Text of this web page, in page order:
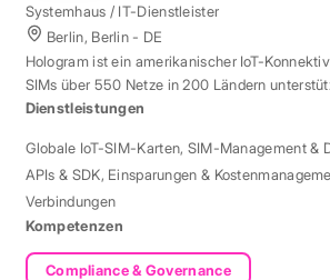
Systemhaus / IT-Dienstleister
Berlin, Berlin - DE
Hologram ist ein amerikanischer IoT-
SIMs über 550 Netze in 200 Ländern
Dienstleistungen
Globale IoT-SIM-Karten, SIM-Management &
APIs & SDK, Einsparungen &
Verbindungen
Kompetenzen
Compliance & Governance